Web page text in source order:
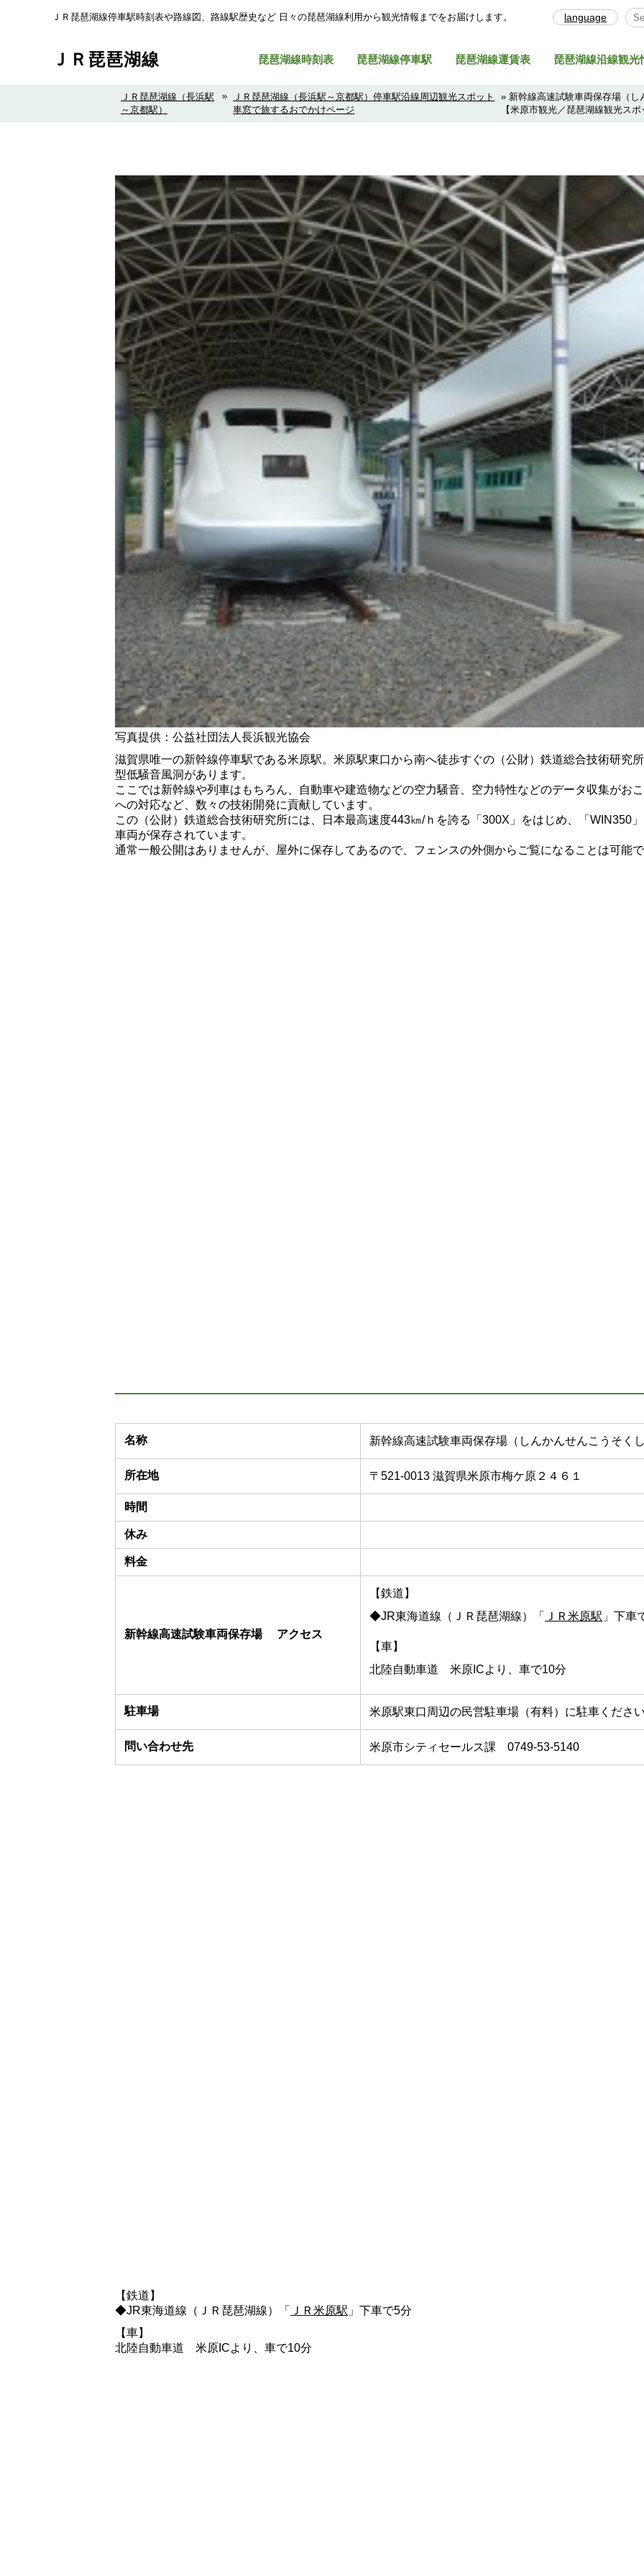
ＪＲ琵琶湖線停車駅時刻表や路線図、路線駅歴史など ⽇々の琵琶湖線利⽤から観光情報までをお届けします。 language
ＪＲ琵琶湖線 琵琶湖線時刻表 琵琶湖線停車駅 琵琶湖線運賃表 琵琶湖線沿線観光
ＪＲ琵琶湖線（長浜駅
～京都駅）
»
ＪＲ琵琶湖線（長浜駅～京都駅）停車駅沿線周辺観光スポット
車窓で旅するおでかけページ
» 新幹線高速試験車両保存場（し
【米原市観光／琵琶湖線観光スポ
写真提供：公益社団法人長浜観光協会
滋賀県唯一の新幹線停車駅である米原駅。米原駅東口から南へ徒歩すぐの（公財）鉄道総合技術研究
型低騒音風洞があります。
ここでは新幹線や列車はもちろん、自動車や建造物などの空力騒音、空力特性などのデータ収集がお
への対応など、数々の技術開発に貢献しています。
この（公財）鉄道総合技術研究所には、日本最高速度443㎞/ｈを誇る「300X」をはじめ、「WIN350
車両が保存されています。
通常一般公開はありませんが、屋外に保存してあるので、フェンスの外側からご覧になることは可能で
名称 新幹線高速試験車両保存場（しんかんせんこうそく
所在地 〒521-0013 滋賀県米原市梅ケ原２４６１
時間
休み
料金
新幹線高速試験車両保存場 アクセス
【鉄道】
◆JR東海道線（ＪＲ琵琶湖線）「
ＪＲ米原駅 」下車
【車】
北陸自動車道 米原ICより、車で10分
駐車場 米原駅東口周辺の民営駐車場（有料）に駐車ください
問い合わせ先 米原市シティセールス課 0749-53-5140
【鉄道】
◆JR東海道線（ＪＲ琵琶湖線）「
ＪＲ米原駅 」下車で5分
【車】
北陸自動車道 米原ICより、車で10分